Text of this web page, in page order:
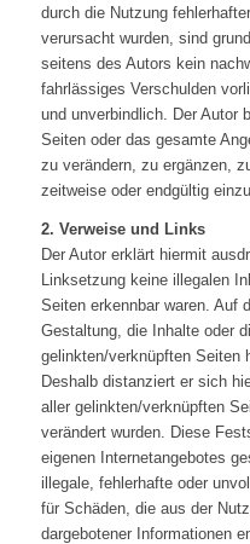
durch die Nutzung
verursacht wurden, sind
seitens des Autors kein
fahrlässiges Verschulden
und unverbindlich. Der Autor
Seiten oder das gesamte
zu verändern, zu ergänzen,
zeitweise oder endgültig
2. Verweise und Links
Der Autor erklärt hiermit
Linksetzung keine illegalen
Seiten erkennbar waren. Auf
Gestaltung, die Inhalte oder
gelinkten/verknüpften Seiten
Deshalb distanziert er sich
aller gelinkten/verknüpften
verändert wurden. Diese
eigenen Internetangebotes
illegale, fehlerhafte oder
für Schäden, die aus der
dargebotener Informationen